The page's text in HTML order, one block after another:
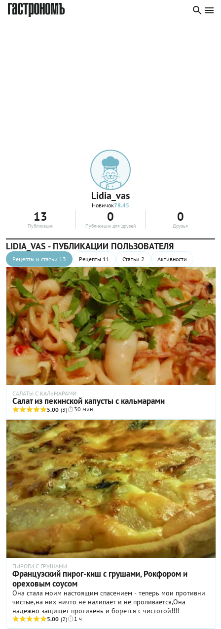
Lidia_vas
Новичок78.45
13
Публикации
0
Публикации для друзей
0
Друзья
LIDIA_VAS - ПУБЛИКАЦИИ ПОЛЬЗОВАТЕЛЯ
Рецепты и статьи 13 Рецепты 11 Статьи 2 Активности
САЛАТЫ С КАЛЬМАРАМИ
Салат из пекинской капусты с кальмарами
5.00 (3) 30 мин
ПИРОГИ С ГРУШАМИ
Французский пирог-киш с грушами, Рокфором и
ореховым соусом
Она стала моим настоящим спасением - теперь мои противни
чистые,на них ничто не налипает и не проливается,Она
надежно защищет противень и борется с чистотой!!!!
5.00 (2) 1 ч